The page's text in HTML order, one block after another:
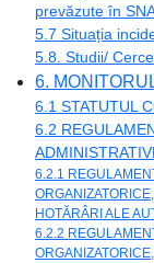
prevăzute în
5.7 Situația
5.8. Studii/
6.
6.1 STATUTUL
6.2
6.2.1
HOTĂRÂRI ALE
6.2.2